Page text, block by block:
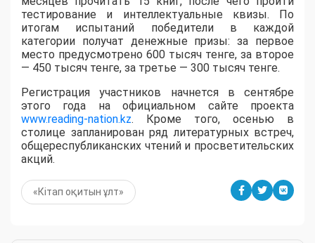
тестирование и интеллектуальные квизы. По
итогам испытаний победители в каждой
категории получат денежные призы: за первое
место предусмотрено 600 тысяч тенге, за второе
— 450 тысяч тенге, за третье — 300 тысяч тенге.
Регистрация участников начнется в сентябре
этого года на официальном сайте проекта
www.reading-nation.kz. Кроме того, осенью в
столице запланирован ряд литературных встреч,
общереспубликанских чтений и просветительских
акций.
«Кітап оқитын ұлт»